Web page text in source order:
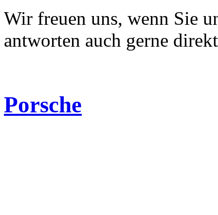
Wir freuen uns, wenn Sie
antworten auch gerne
Porsche